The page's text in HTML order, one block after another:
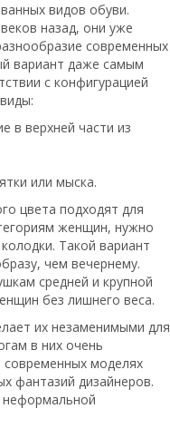
видов обуви.
назад, они уже
современных
вариант даже самым
с конфигурацией
в верхней части из
или мыска.
цвета подходят для
женщин, нужно
Такой вариант
чем вечернему.
средней и крупной
без лишнего веса.
их незаменимыми для
в них очень
моделях
фантазий дизайнеров.
неформальной